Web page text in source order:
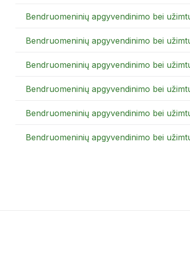
Bendruomeninių apgyvendinimo bei
Bendruomeninių apgyvendinimo bei
Bendruomeninių apgyvendinimo bei
Bendruomeninių apgyvendinimo bei
Bendruomeninių apgyvendinimo bei
Bendruomeninių apgyvendinimo bei